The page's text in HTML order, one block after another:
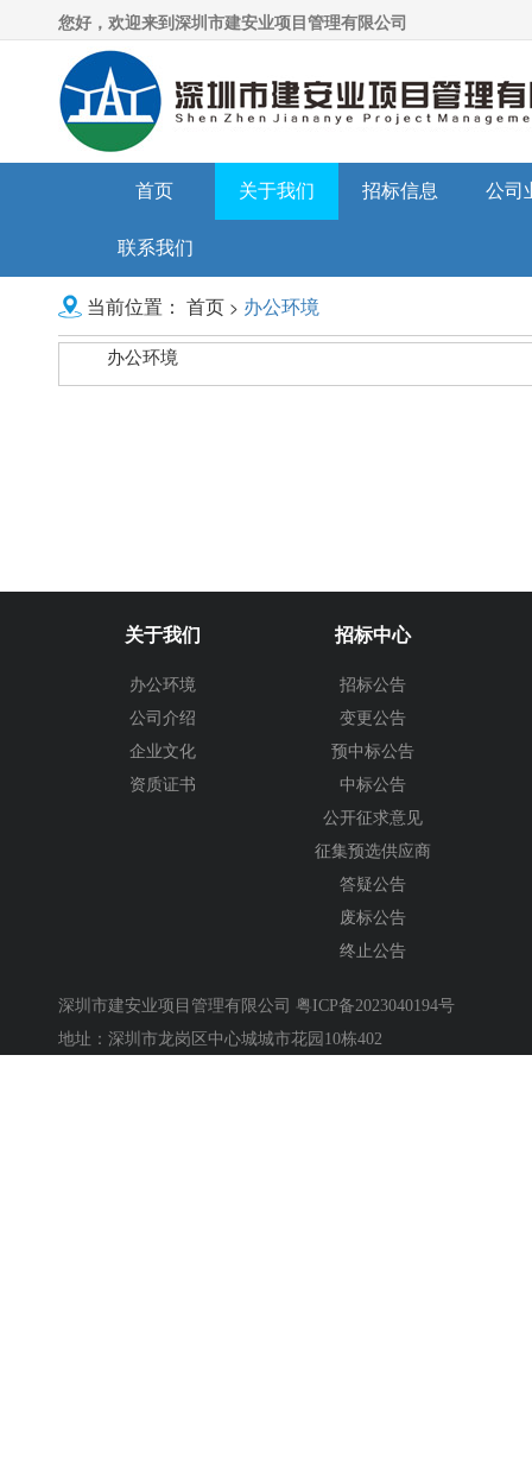
您好，欢迎来到深圳市建安业项目管理有限公司
首页 关于我们 招标信息 公司
联系我们
当前位置： 首页 > 办公环境
办公环境
关于我们
办公环境
公司介绍
企业文化
资质证书
招标中心
招标公告
变更公告
预中标公告
中标公告
公开征求意见
征集预选供应商
答疑公告
废标公告
终止公告
深圳市建安业项目管理有限公司 粤ICP备2023040194号
地址：深圳市龙岗区中心城城市花园10栋402